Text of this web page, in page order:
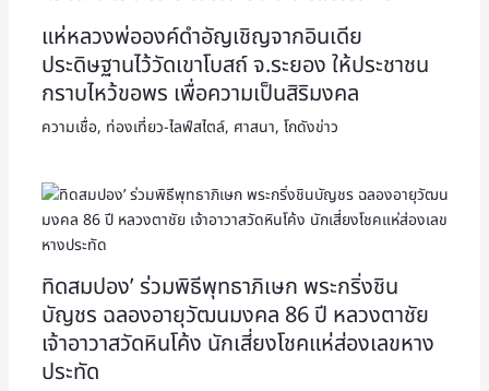
แห่หลวงพ่อองค์ดำอัญเชิญจากอินเดีย
ประดิษฐานไว้วัดเขาโบสถ์ จ.ระยอง ให้ประชาชน
กราบไหว้ขอพร เพื่อความเป็นสิริมงคล
ความเชื่อ, ท่องเที่ยว-ไลฟ์สไตล์, ศาสนา, โกดังข่าว
ทิดสมปอง’ ร่วมพิธีพุทธาภิเษก พระกริ่งชิน
บัญชร ฉลองอายุวัฒนมงคล 86 ปี หลวงตาชัย
เจ้าอาวาสวัดหินโค้ง นักเสี่ยงโชคแห่ส่องเลขหาง
ประทัด